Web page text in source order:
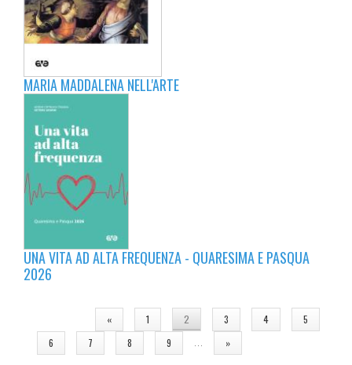
MARIA MADDALENA NELL'ARTE
UNA VITA AD ALTA FREQUENZA - QUARESIMA E PASQUA
2026
« 1 2 3 4
5
6
7 8 9 … »